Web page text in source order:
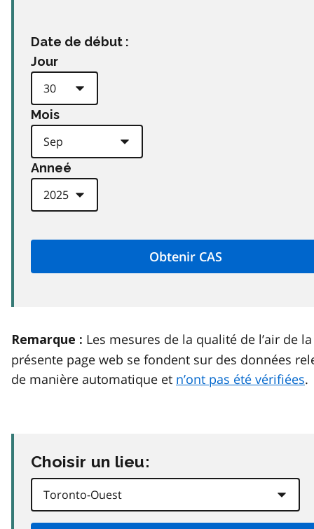
Date de début :
Jour
Mois
Anneé
Remarque : Les mesures de la qualité de l’air de la
présente page web se fondent sur des données
de manière automatique et n’ont pas été vérifiées.
Choisir un lieu: